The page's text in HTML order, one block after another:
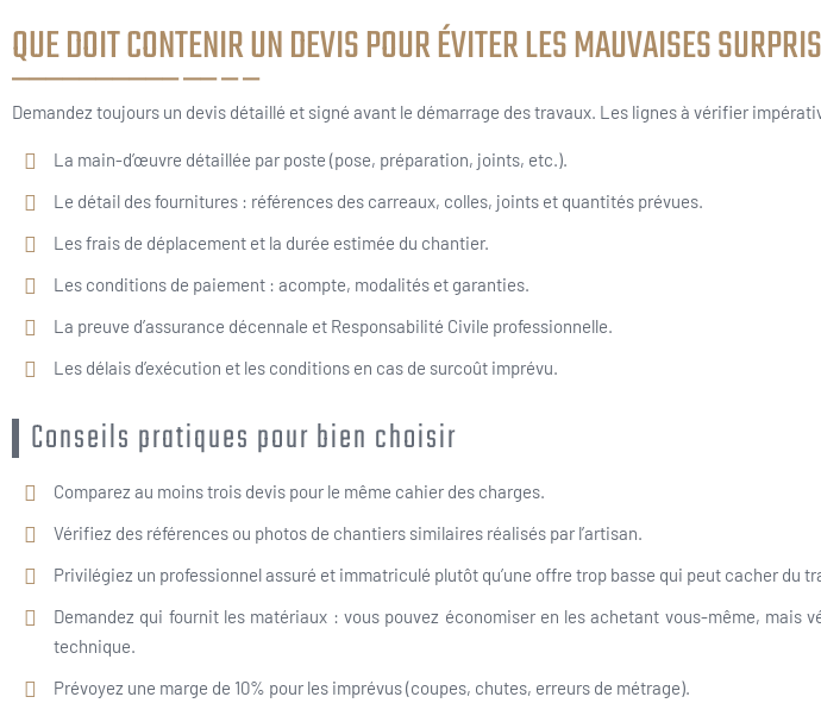
QUE DOIT CONTENIR UN DEVIS POUR ÉVITER LES MAUVAISES
Demandez toujours un devis détaillé et signé avant le démarrage des travaux. Les lignes à vérifier
La main-d’œuvre détaillée par poste (pose, préparation, joints, etc.).
Le détail des fournitures : références des carreaux, colles, joints et quantités prévues.
Les frais de déplacement et la durée estimée du chantier.
Les conditions de paiement : acompte, modalités et garanties.
La preuve d’assurance décennale et Responsabilité Civile professionnelle.
Les délais d’exécution et les conditions en cas de surcoût imprévu.
Conseils pratiques pour bien choisir
Comparez au moins trois devis pour le même cahier des charges.
Vérifiez des références ou photos de chantiers similaires réalisés par l’artisan.
Privilégiez un professionnel assuré et immatriculé plutôt qu’une offre trop basse qui peut cacher du
Demandez qui fournit les matériaux : vous pouvez économiser en les achetant vous-même, mais
technique.
Prévoyez une marge de 10% pour les imprévus (coupes, chutes, erreurs de métrage).